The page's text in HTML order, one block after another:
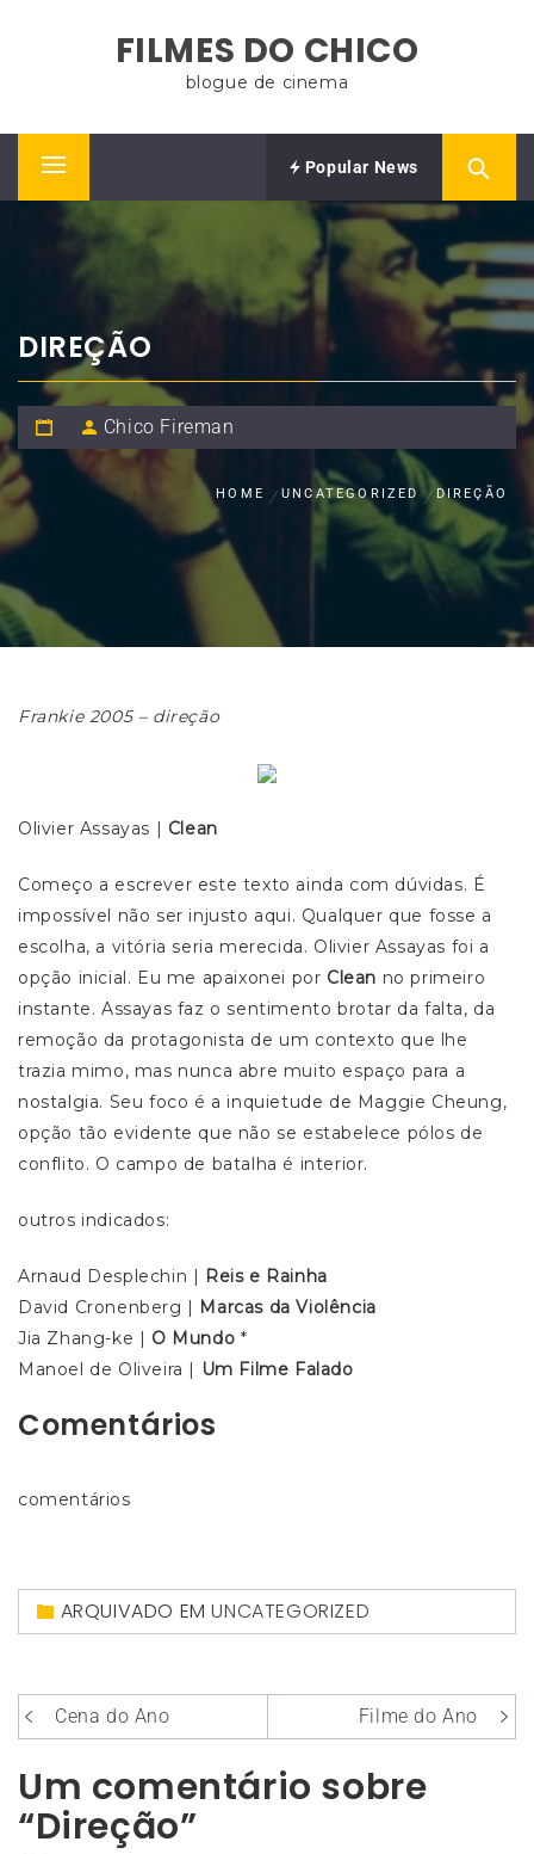
FILMES DO CHICO
blogue de cinema
Primary
Menu
Popular News
DIREÇÃO
Chico Fireman
HOME UNCATEGORIZED DIREÇÃO
Frankie 2005 – direção
Olivier Assayas | Clean
Começo a escrever este texto ainda com dúvidas. É
impossível não ser injusto aqui. Qualquer que fosse a
escolha, a vitória seria merecida. Olivier Assayas foi a
opção inicial. Eu me apaixonei por Clean no primeiro
instante. Assayas faz o sentimento brotar da falta, da
remoção da protagonista de um contexto que lhe
trazia mimo, mas nunca abre muito espaço para a
nostalgia. Seu foco é a inquietude de Maggie Cheung,
opção tão evidente que não se estabelece pólos de
conflito. O campo de batalha é interior.
outros indicados:
Arnaud Desplechin | Reis e Rainha
David Cronenberg | Marcas da Violência
Jia Zhang-ke | O Mundo *
Manoel de Oliveira | Um Filme Falado
Comentários
comentários
ARQUIVADO EMUNCATEGORIZED
Navegação
de
Post
Cena do Ano Filme do Ano
Um comentário sobre
“Direção”